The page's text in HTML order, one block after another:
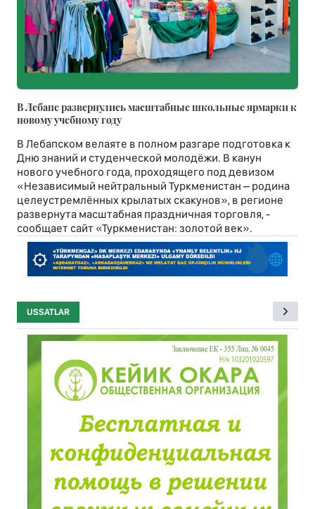
В Лебапе развернулись масштабные школьные ярмарки к
новому учебному году
В Лебапском велаяте в полном разгаре подготовка к
Дню знаний и студенческой молодёжи. В канун
нового учебного года, проходящего под девизом
«Независимый нейтральный Туркменистан – родина
целеустремлённых крылатых скакунов», в регионе
развернута масштабная праздничная торговля, -
сообщает сайт «Туркменистан: золотой век».
USSATLAR